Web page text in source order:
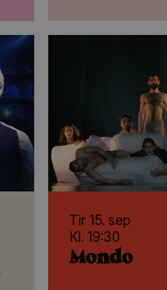
Tir 15. sep
Kl. 19:30
Mondo